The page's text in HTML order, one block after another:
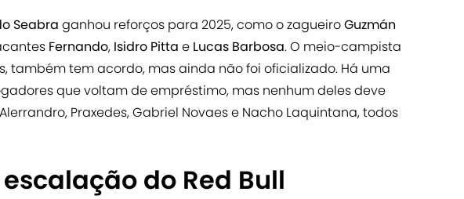
Seabra ganhou reforços para 2025, como o zagueiroGuzmán
Fernando, Isidro Pitta e Lucas Barbosa. O meio-campista
também tem acordo, mas ainda não foi oficializado. Há uma
que voltam de empréstimo, mas nenhum deles deve
Praxedes, Gabriel Novaes e Nacho Laquintana, todos
do Red Bull